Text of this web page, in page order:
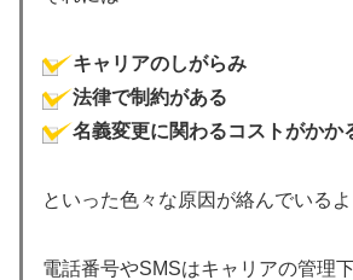
キャリアのしがらみ
法律で制約がある
名義変更に関わるコストがかか
といった色々な原因が絡んでいるよ
電話番号やSMSはキャリアの管理